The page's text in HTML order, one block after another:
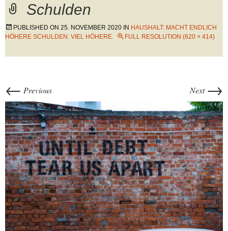
Schulden
PUBLISHED ON 25. NOVEMBER 2020 IN HAUSHALT: MACHT ENDLICH
HÖHERE SCHULDEN. VIEL HÖHERE.
FULL RESOLUTION (620 × 414)
← Previous Next →